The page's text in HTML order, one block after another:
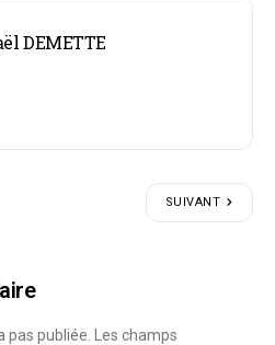
DEMETTE
SUIVANT
pas publiée. Les champs